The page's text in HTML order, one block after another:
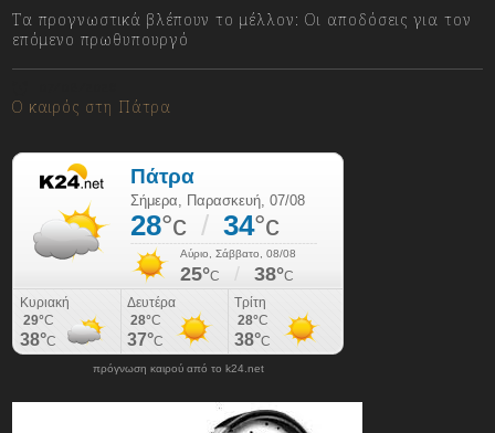
Τα προγνωστικά βλέπουν το μέλλον: Οι αποδόσεις για τον
επόμενο πρωθυπουργό
Ο καιρός στη Πάτρα
πρόγνωση καιρού από το k24.net